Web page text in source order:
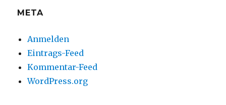
META
Anmelden
Eintrags-Feed
Kommentar-Feed
WordPress.org